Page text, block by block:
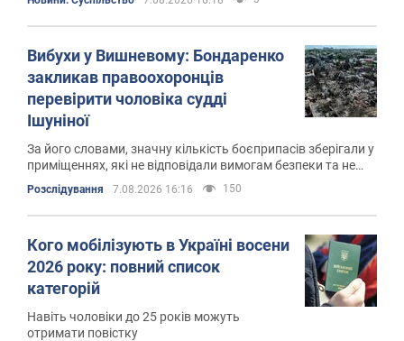
Вибухи у Вишневому: Бондаренко
закликав правоохоронців
перевірити чоловіка судді
Ішуніної
За його словами, значну кількість боєприпасів зберігали у
приміщеннях, які не відповідали вимогам безпеки та не
були призначені для цього
Розслідування 7.08.2026 16:16 150
Кого мобілізують в Україні восени
2026 року: повний список
категорій
Навіть чоловіки до 25 років можуть
отримати повістку